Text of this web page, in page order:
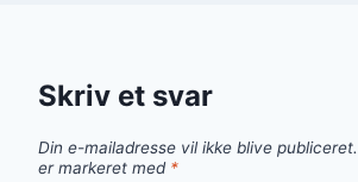
Skriv et svar
Din e-mailadresse vil ikke blive publiceret.
er markeret med *